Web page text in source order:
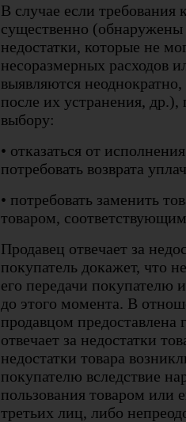
В случае если требования
существенно
недостатки, которые не
несоразмерных расходов
выявляются
после их устранения, др.),
выбору:
• отказаться от
потребовать возврата
• потребовать заменить
товаром,
Продавец отвечает за
покупатель докажет, что
его передачи
до этого момента. В
продавцом предоставлена
отвечает за недостатки
недостатки товара
покупателю вследствие
пользования товаром или
третьих лиц, либо